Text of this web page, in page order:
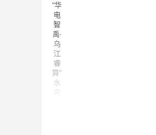
“华
电
智
禹·
乌
江
睿
算”
水
电